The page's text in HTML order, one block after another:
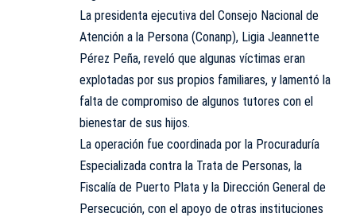
La presidenta ejecutiva del Consejo Nacional de
Atención a la Persona (Conanp), Ligia Jeannette
Pérez Peña, reveló que algunas víctimas eran
explotadas por sus propios familiares, y lamentó la
falta de compromiso de algunos tutores con el
bienestar de sus hijos.
La operación fue coordinada por la Procuraduría
Especializada contra la Trata de Personas, la
Fiscalía de Puerto Plata y la Dirección General de
Persecución, con el apoyo de otras instituciones